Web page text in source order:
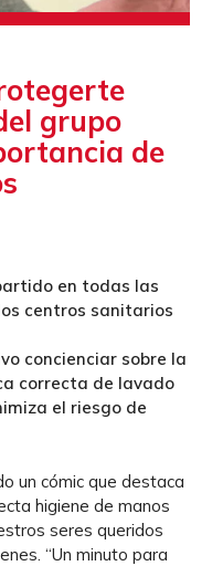
grupo
de
en todas las
centros sanitarios
concienciar sobre la
correcta de lavado
el riesgo de
un cómic que destaca
higiene de manos
seres queridos
“Un minuto para